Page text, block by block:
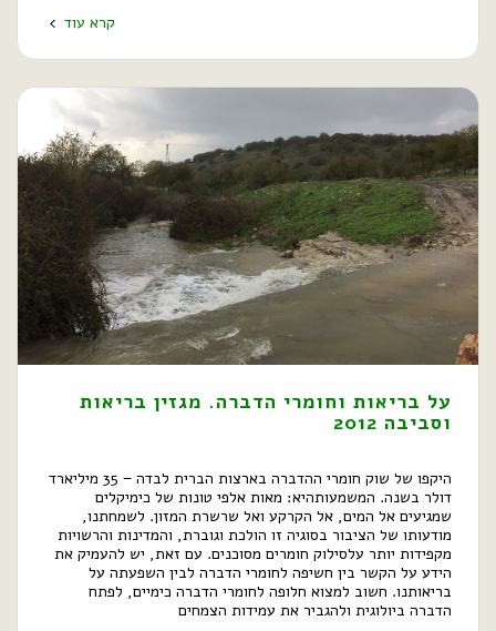
קרא עוד
על בריאות וחומרי הדברה. מגזין בריאות
וסביבה 2012
היקפו של שוק חומרי ההדברה בארצות הברית לבדה − 35 מיליארד
דולר בשנה. המשמעותהיא: מאות אלפי טונות של כימיקלים
שמגיעים אל המים, אל הקרקע ואל שרשרת המזון. לשמחתנו,
מודעותו של הציבור בסוגיה זו הולכת וגוברת, והמדינות והרשויות
מקפידות יותר עלסילוק חומרים מסוכנים. עם זאת, יש להעמיק את
הידע על הקשר בין חשיפה לחומרי הדברה לבין השפעתה על
בריאותנו. חשוב למצוא חלופה לחומרי הדברה כימיים, לפתח
הדברה ביולוגית ולהגביר את עמידות הצמחים